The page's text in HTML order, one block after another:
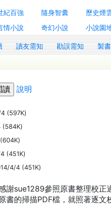
紀百強 隨身智囊 歷史煙
情小說
奇幻小說 小說園
讀友需知 勘誤需知 製
說明
(597K)
(584K)
(451K)
4/4 (451K)
謝sue1289參照原書整理校
書的掃描PDF檔，就照著逐文